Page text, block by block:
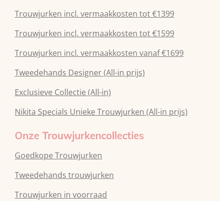
Trouwjurken incl. vermaakkosten tot €1399
Trouwjurken incl. vermaakkosten tot €1599
Trouwjurken incl. vermaakkosten vanaf €1699
Tweedehands Designer (All-in prijs)
Exclusieve Collectie (All-in)
Nikita Specials Unieke Trouwjurken (All-in prijs)
Onze Trouwjurkencollecties
Goedkope Trouwjurken
Tweedehands trouwjurken
Trouwjurken in voorraad